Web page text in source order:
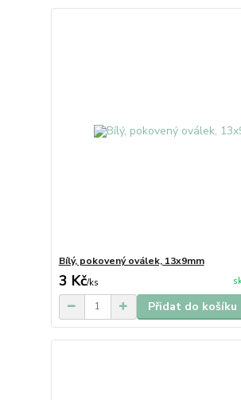
Bílý, pokovený oválek, 13x9mm
3 Kč/ks
Přidat do košíku